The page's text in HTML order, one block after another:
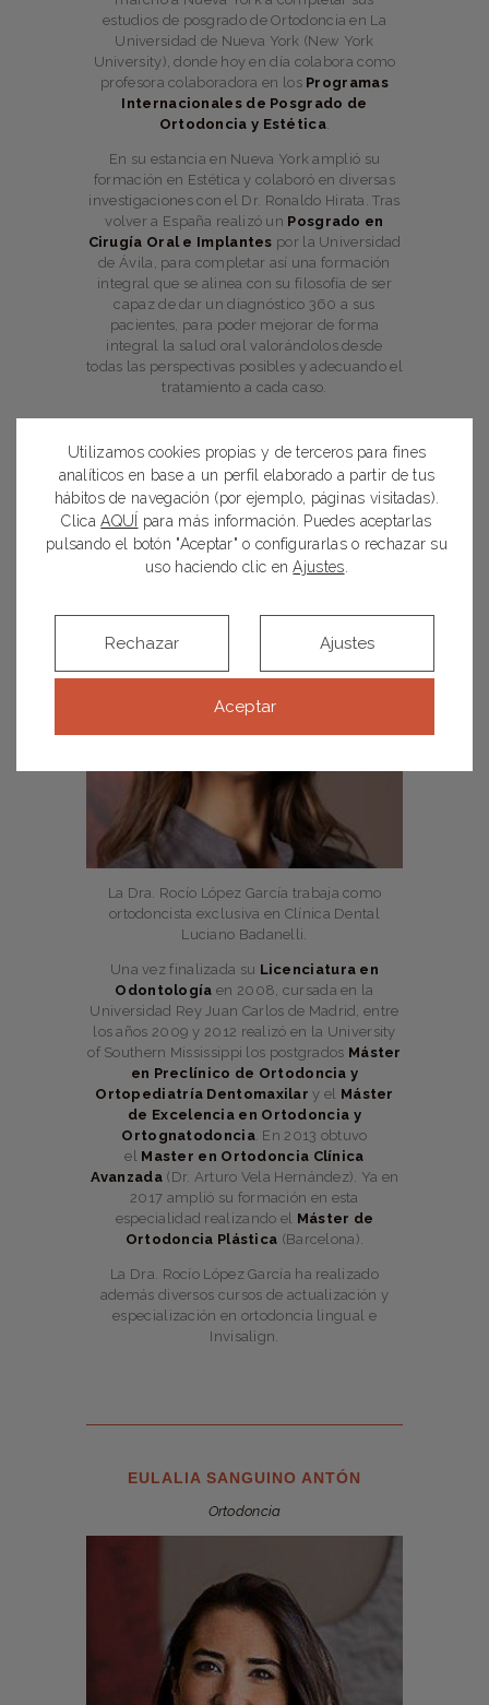
estudios de posgrado de Ortodoncia en La
Universidad de Nueva York (New York
University), donde hoy en día colabora como
profesora colaboradora en los Programas
Internacionales de Posgrado de
Ortodoncia y Estética.
En su estancia en Nueva York amplió su
formación en Estética y colaboró en diversas
investigaciones con el Dr. Ronaldo Hirata. Tras
volver a España realizó un Posgrado en
Cirugía Oral e Implantes por la Universidad
de Ávila, para completar así una formación
integral que se alinea con su filosofía de ser
capaz de dar un diagnóstico 360 a sus
pacientes, para poder mejorar de forma
integral la salud oral valorándolos desde
todas las perspectivas posibles y adecuando el
tratamiento a cada caso.
ROCÍO LÓPEZ GARCÍA
Ortodoncia
La Dra. Rocío López García trabaja como
ortodoncista exclusiva en Clínica Dental
Luciano Badanelli.
Una vez finalizada su Licenciatura en
Odontología en 2008, cursada en la
Universidad Rey Juan Carlos de Madrid, entre
los años 2009 y 2012 realizó en la University
of Southern Mississippi los postgrados Máster
en Preclínico de Ortodoncia y
Ortopediatría Dentomaxilar y el Máster
de Excelencia en Ortodoncia y
Ortognatodoncia. En 2013 obtuvo
el Master en Ortodoncia Clínica
Avanzada (Dr. Arturo Vela Hernández). Ya en
2017 amplió su formación en esta
especialidad realizando el Máster de
Ortodoncia Plástica (Barcelona).
La Dra. Rocío López García ha realizado
además diversos cursos de actualización y
especialización en ortodoncia lingual e
Invisalign.
EULALIA SANGUINO ANTÓN
Ortodoncia
Utilizamos cookies propias y de terceros para fines
analíticos en base a un perfil elaborado a partir de tus
hábitos de navegación (por ejemplo, páginas visitadas).
ClicaAQUÍ para más información. Puedes aceptarlas
pulsando el botón "Aceptar" o configurarlas o rechazar su
uso haciendo clic enAjustes
Aceptar
Rechazar Ajustes